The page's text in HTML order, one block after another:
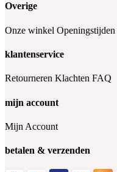
Overige
Onze winkel Openingstijden
klantenservice
Retourneren Klachten FAQ
mijn account
Mijn Account
betalen & verzenden